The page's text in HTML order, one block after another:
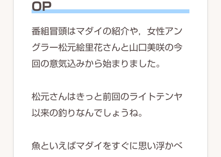
OP
番組冒頭はマダイの紹介や，女性アン
グラー松元絵里花さんと山口美咲の今
回の意気込みから始まりました。
松元さんはきっと前回のライトテンヤ
以来の釣りなんでしょうね。
魚といえばマダイをすぐに思い浮かべ